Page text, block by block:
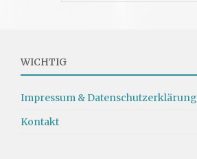
WICHTIG
Impressum & Datenschutzerklärung
Kontakt